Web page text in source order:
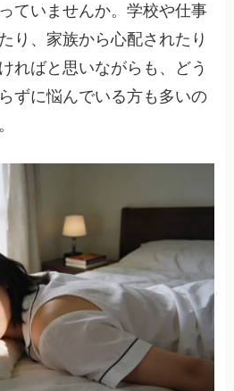
ていませんか。学校や仕事
り、家族から心配されたり
ればと思いながらも、どう
ずに悩んでいる方も多いの